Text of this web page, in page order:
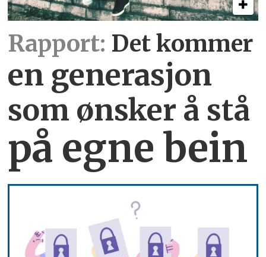
Rapport: Det kommer
en generasjon
som ønsker å stå
på egne bein